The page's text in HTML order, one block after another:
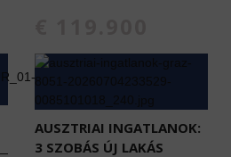
AUSZTRIAI INGATLANOK:
3 SZOBÁS ÚJ LAKÁS